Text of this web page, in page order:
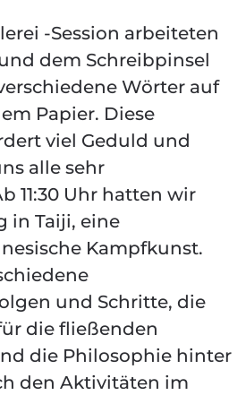
-Session arbeiteten
dem Schreibpinsel
Wörter auf
Papier. Diese
viel Geduld und
alle sehr
11:30 Uhr hatten wir
in Taiji, eine
Kampfkunst.
und Schritte, die
die fließenden
die Philosophie hinter
den Aktivitäten im